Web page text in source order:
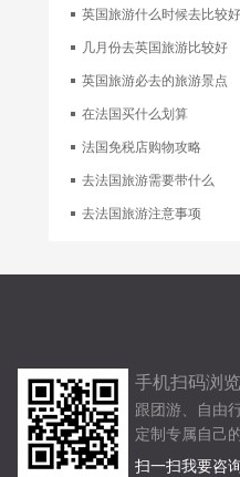
英国旅游什么时候去比较
几月份去英国旅游比较好
英国旅游必去的旅游景点
在法国买什么划算
法国免税店购物攻略
去法国旅游需要带什么
去法国旅游注意事项
手机扫码浏览
跟团游、自由
定制专属自己
扫一扫我要咨